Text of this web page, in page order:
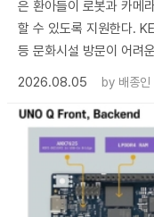
은 환아들이 로봇과 카메
할 수 있도록 지원한다.
등 문화시설 방문이 어려
2026.08.05
by 배종인